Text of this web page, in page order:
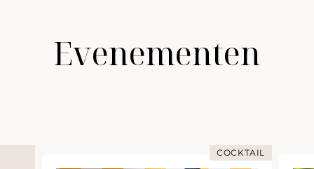
Evenementen
COCKTAIL